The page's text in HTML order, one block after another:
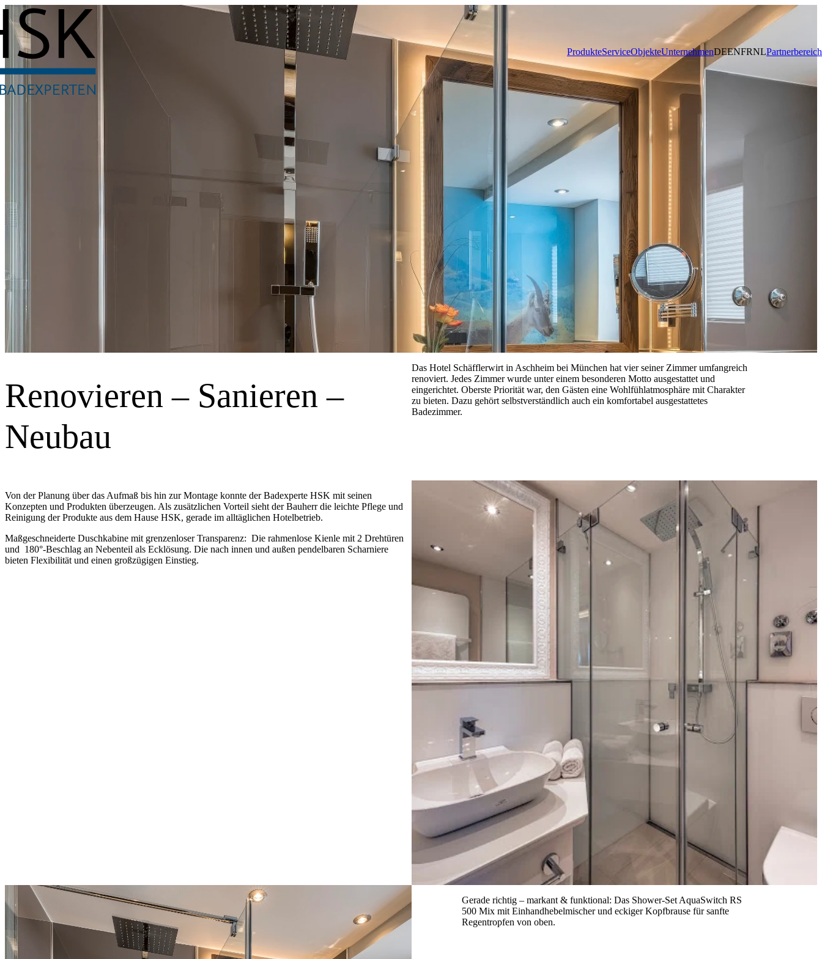
ProdukteServiceObjekteUnternehmenDEENFRNLPartnerbereich
Renovieren – Sanieren –
Neubau
Das Hotel Schäfflerwirt in Aschheim bei München hat vier seiner Zimmer umfangreich
renoviert. Jedes Zimmer wurde unter einem besonderen Motto ausgestattet und
eingerichtet. Oberste Priorität war, den Gästen eine Wohlfühlatmosphäre mit Charakter
zu bieten. Dazu gehört selbstverständlich auch ein komfortabel ausgestattetes
Badezimmer.
Von der Planung über das Aufmaß bis hin zur Montage konnte der Badexperte HSK mit seinen
Konzepten und Produkten überzeugen. Als zusätzlichen Vorteil sieht der Bauherr die leichte Pflege und
Reinigung der Produkte aus dem Hause HSK, gerade im alltäglichen Hotelbetrieb.
Maßgeschneiderte Duschkabine mit grenzenloser Transparenz: Die rahmenlose Kienle mit 2 Drehtüren
und 180°-Beschlag an Nebenteil als Ecklösung. Die nach innen und außen pendelbaren Scharniere
bieten Flexibilität und einen großzügigen Einstieg.
Gerade richtig – markant & funktional: Das Shower-Set AquaSwitch RS
500 Mix mit Einhandhebelmischer und eckiger Kopfbrause für sanfte
Regentropfen von oben.